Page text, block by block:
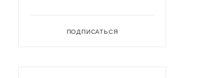
ПОДПИСАТЬСЯ